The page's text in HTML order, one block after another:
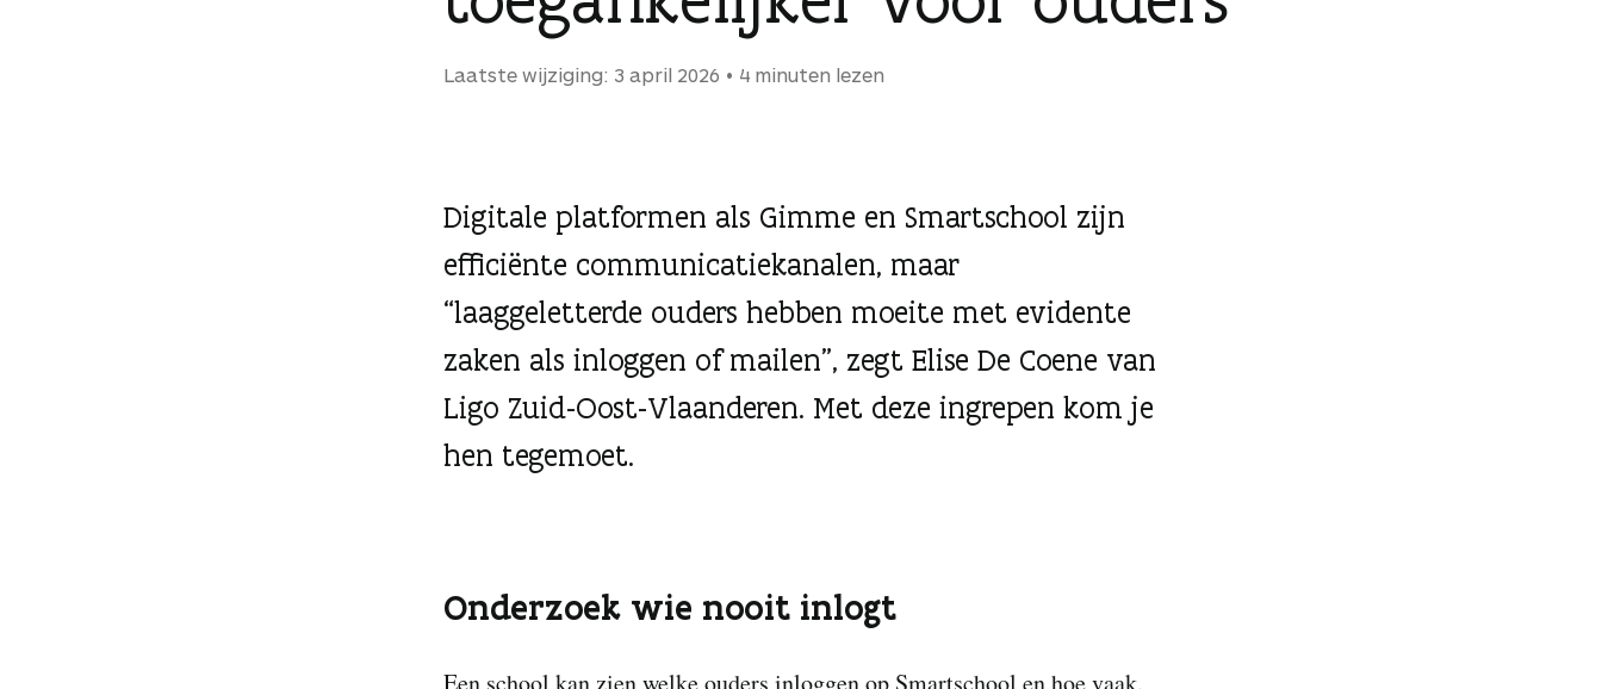
Laatste wijziging: 3 april 2026 4 minuten lezen
Digitale platformen als Gimme en Smartschool zijn
efficiënte communicatiekanalen, maar
“laaggeletterde ouders hebben moeite met evidente
zaken als inloggen of mailen”, zegt Elise De Coene van
Ligo Zuid-Oost-Vlaanderen. Met deze ingrepen kom je
hen tegemoet.
Onderzoek wie nooit inlogt
Een school kan zien welke ouders inloggen op Smartschool en hoe vaak.